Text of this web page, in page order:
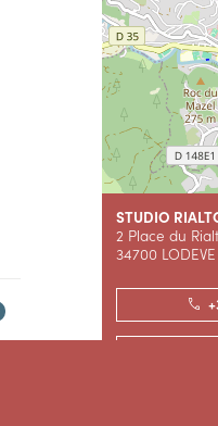
STUDIO
2 Place du
34700 LODEVE